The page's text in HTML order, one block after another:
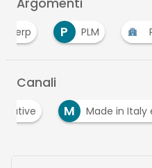
Argomenti
erp P PLM
Canali
M Made in Italy